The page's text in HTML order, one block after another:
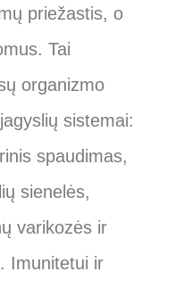
priežastis, o
Tai
organizmo
sistemai:
spaudimas,
sienelės,
varikozės ir
Imunitetui ir